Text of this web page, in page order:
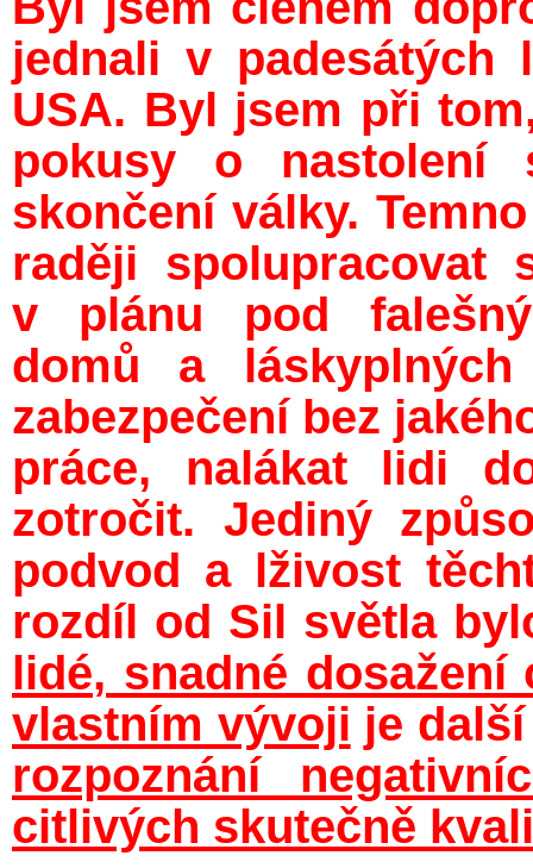
jednali v padesátých
USA. Byl jsem při
pokusy o nastolení
skončení války.
raději spolupracovat
v plánu pod
domů a
zabezpečení bez
práce, nalákat lidi
zotročit. Jediný
podvod a lživost
rozdíl od Sil světla
lidé, snadné dosažení
vlastním vývoji je
rozpoznání
citlivých skutečně